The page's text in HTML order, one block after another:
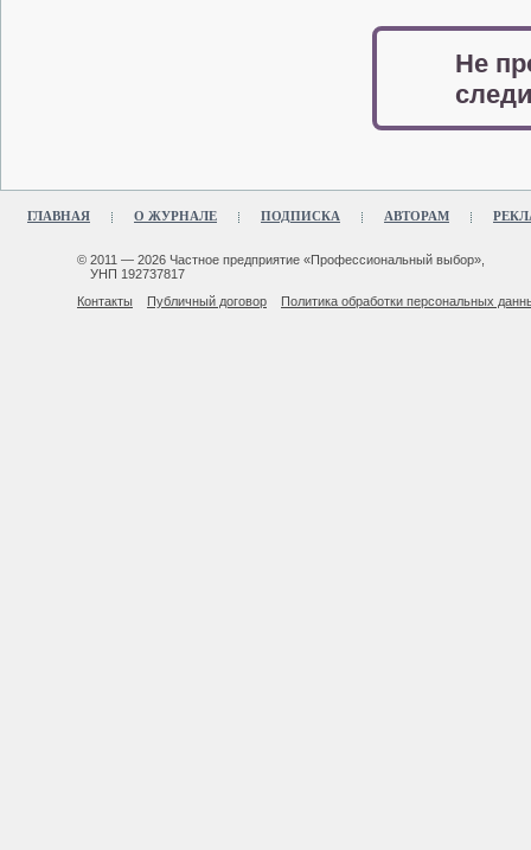
Не
ГЛАВНАЯ О ЖУРНАЛЕ ПОДПИСКА АВТОРАМ
© 2011 — 2026 Частное предприятие «Профессиональный выбор»,
УНП 192737817
Контакты
Публичный договор Политика обработки персональных